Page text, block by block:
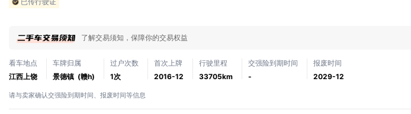
了解交易须知，保障你的交易权益
看车地点
江西上饶
车牌归属
景德镇 (赣h)
过户次数
1次
首次上牌
2016-12
行驶里程
33705km
交强险到期时间
-
报废时间
2029-12
请与卖家确认交强险到期时间、报废时间等信息